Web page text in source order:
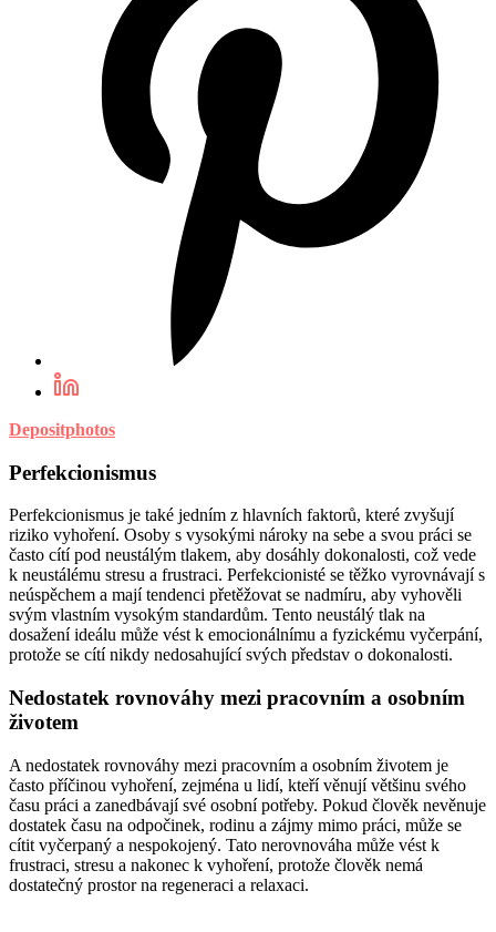
Depositphotos
Perfekcionismus
Perfekcionismus je také jedním z hlavních faktorů, které zvyšují
riziko vyhoření. Osoby s vysokými nároky na sebe a svou práci se
často cítí pod neustálým tlakem, aby dosáhly dokonalosti, což vede
k neustálému stresu a frustraci. Perfekcionisté se těžko vyrovnávají s
neúspěchem a mají tendenci přetěžovat se nadmíru, aby vyhověli
svým vlastním vysokým standardům. Tento neustálý tlak na
dosažení ideálu může vést k emocionálnímu a fyzickému vyčerpání,
protože se cítí nikdy nedosahující svých představ o dokonalosti.
Nedostatek rovnováhy mezi pracovním a osobním
životem
A nedostatek rovnováhy mezi pracovním a osobním životem je
často příčinou vyhoření, zejména u lidí, kteří věnují většinu svého
času práci a zanedbávají své osobní potřeby. Pokud člověk nevěnuje
dostatek času na odpočinek, rodinu a zájmy mimo práci, může se
cítit vyčerpaný a nespokojený. Tato nerovnováha může vést k
frustraci, stresu a nakonec k vyhoření, protože člověk nemá
dostatečný prostor na regeneraci a relaxaci.